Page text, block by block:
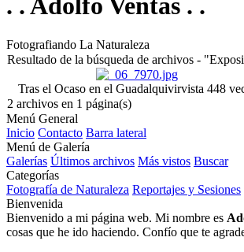
. . Adolfo Ventas . .
Fotografiando La Naturaleza
Resultado de la búsqueda de archivos -
Tras el Ocaso en el Guadalquivirvista 448
2 archivos en 1 página(s)
Menú General
Inicio Contacto Barra lateral
Menú de Galería
Galerías Últimos archivos Más vistos Buscar
Categorías
Fotografía de Naturaleza Reportajes y Sesiones
Bienvenida
Bienvenido a mi página web. Mi nombre es
cosas que he ido haciendo. Confío que te